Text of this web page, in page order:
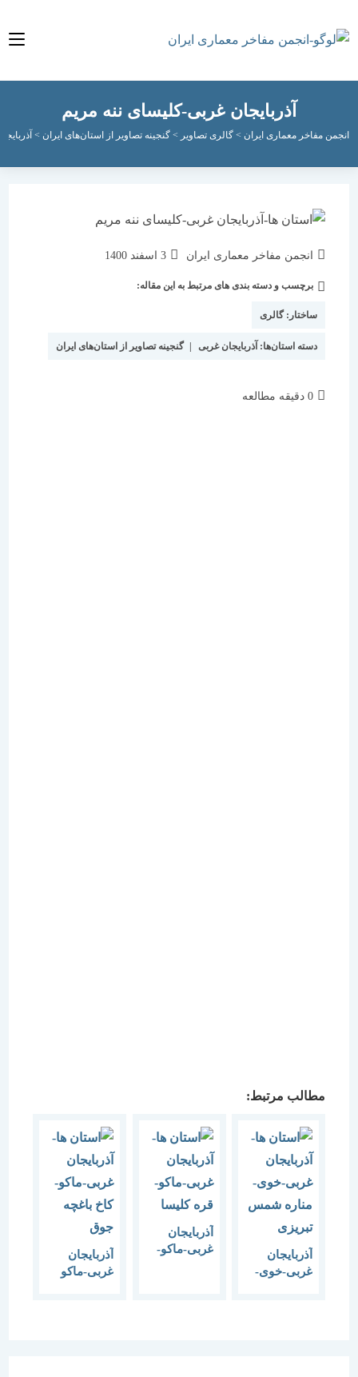
آذربایجان غربی-کلیسای ننه مریم
مفاخر معماری ایران > گالری تصاویر>گنجینه تصاویر از استان‌های ایران> آذربایجان غربی
انجمن مفاخر معماری ایران
نوشته
شده
3 اسفند 1400
برچسب و دسته بندی های مرتبط به این مقاله:
ساختار:گالری
دسته استان‌ها:آذربایجان غربی | گنجینه تصاویر از استان‌های ایران
مطالب مرتبط:
آذربایجان
غربی-خوی-
آذربایجان
غربی-ماکو-
آذربایجان
غربی-ماکو